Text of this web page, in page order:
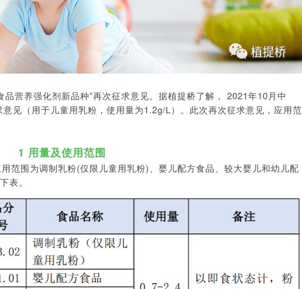
品营养强化剂新品种”再次征求意见。据植提桥了解， 2021年10月中
见（用于儿童用乳粉，使用量为1.2g/L）。此次再次征求意见，应用范
1 用量及使用范围
范围为调制乳粉(仅限儿童用乳粉)、婴儿配方食品、较大婴儿和幼儿配
表。